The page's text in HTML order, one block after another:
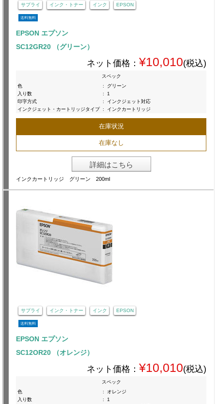
サプライ インク・トナー インク EPSON
送料無料
EPSON エプソン
SC12GR20 （グリーン）
ネット価格： ¥10,010(税込)
スペック
色
:
グリーン
入り数
:
1
印字方式
:
インクジェット対応
インクジェット・カートリッジタイプ : インクカートリッジ
在庫状況
在庫なし
詳細はこちら
インクカートリッジ グリーン 200ml
サプライ インク・トナー インク EPSON
送料無料
EPSON エプソン
SC12OR20 （オレンジ）
ネット価格： ¥10,010(税込)
スペック
色
:
オレンジ
入り数
:
1